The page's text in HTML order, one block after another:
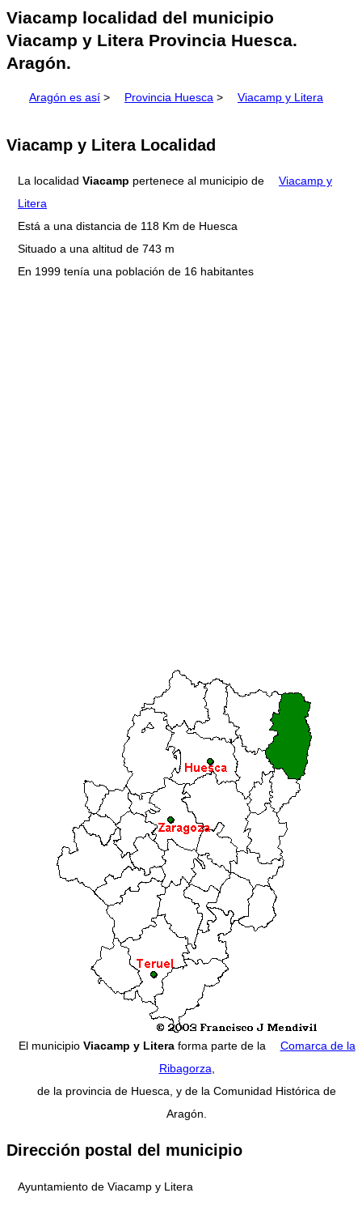
Viacamp localidad del municipio
Viacamp y Litera Provincia Huesca.
Aragón.
Aragón es así > Provincia Huesca > Viacamp y Litera
Viacamp y Litera Localidad
La localidad Viacamp pertenece al municipio de
Viacamp y
Litera
Está a una distancia de 118 Km de Huesca
Situado a una altitud de 743 m
En 1999 tenía una población de 16 habitantes
El municipio Viacamp y Literaforma parte de la
Comarca de la
Ribagorza,
de la provincia de Huesca, y de la Comunidad Histórica de
Aragón.
Dirección postal del municipio
Ayuntamiento de Viacamp y Litera